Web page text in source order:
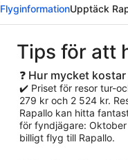
FlyginformationUpptäck
Tips för att
❓ Hur mycket
✔️ Priset för resor tur-
279 kr och 2 524 kr.
Rapallo kan hitta
för fyndjägare:
billigt flyg till Rapallo.